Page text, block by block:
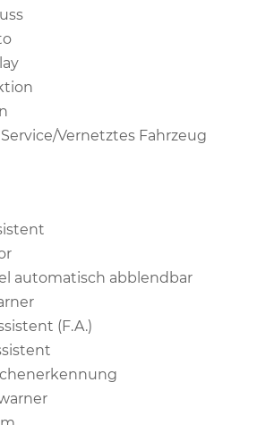
Vernetztes Fahrzeug
automatisch abblendbar
(F.A.)